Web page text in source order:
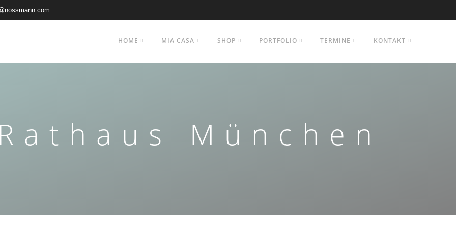
HOME MIA CASA SHOP PORTFOLIO TERMINE KONTAKT
München